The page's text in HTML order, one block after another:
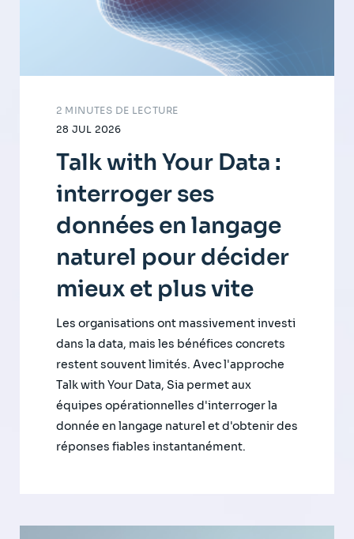
28 JUL 2026
2 MINUTES DE LECTURE
Talk with Your Data :
interroger ses
données en langage
naturel pour décider
mieux et plus vite
Les organisations ont massivement investi
dans la data, mais les bénéfices concrets
restent souvent limités. Avec l'approche
Talk with Your Data, Sia permet aux
équipes opérationnelles d'interroger la
donnée en langage naturel et d'obtenir des
réponses fiables instantanément.